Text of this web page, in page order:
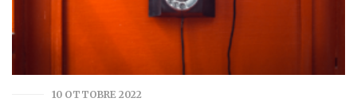
10 OTTOBRE 2022